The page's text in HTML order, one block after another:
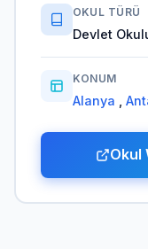
OKUL TÜRÜ
Devlet
KONUM
Alanya
Okul